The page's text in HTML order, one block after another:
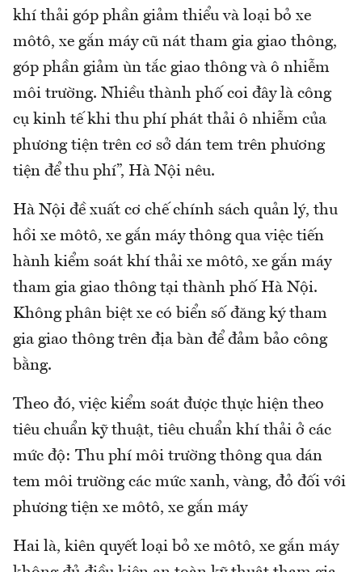
khí thải góp phần giảm thiểu và loại bỏ xe
môtô, xe gắn máy cũ nát tham gia giao thông,
góp phần giảm ùn tắc giao thông và ô nhiễm
môi trường. Nhiều thành phố coi đây là công
cụ kinh tế khi thu phí phát thải ô nhiễm của
phương tiện trên cơ sở dán tem trên phương
tiện để thu phí”, Hà Nội nêu.
Hà Nội đề xuất cơ chế chính sách quản lý, thu
hồi xe môtô, xe gắn máy thông qua việc tiến
hành kiểm soát khí thải xe môtô, xe gắn máy
tham gia giao thông tại thành phố Hà Nội.
Không phân biệt xe có biển số đăng ký tham
gia giao thông trên địa bàn để đảm bảo công
bằng.
Theo đó, việc kiểm soát được thực hiện theo
tiêu chuẩn kỹ thuật, tiêu chuẩn khí thải ở các
mức độ: Thu phí môi trường thông qua dán
tem môi trường các mức xanh, vàng, đỏ đối với
phương tiện xe môtô, xe gắn máy
Hai là, kiên quyết loại bỏ xe môtô, xe gắn máy